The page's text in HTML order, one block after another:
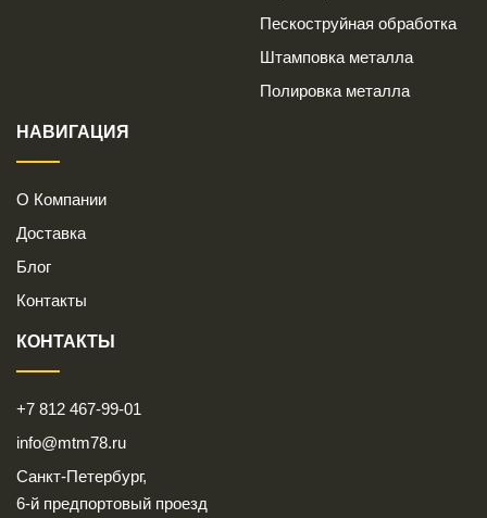
Пескоструйная обработка
Штамповка металла
Полировка металла
НАВИГАЦИЯ
О Компании
Доставка
Блог
Контакты
КОНТАКТЫ
+7 812 467-99-01
info@mtm78.ru
Санкт-Петербург,
6-й предпортовый проезд